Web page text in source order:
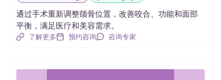
通过手术重新调整颌骨位置，改善咬合、功能和面部
平衡，满足医疗和美容需求。
了解更多 预约咨询 咨询专家